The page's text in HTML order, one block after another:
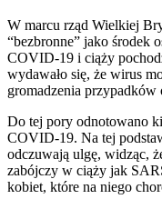
W marcu rząd Wielkiej
“bezbronne” jako środek
COVID-19 i ciąży
wydawało się, że wirus
gromadzenia przypadków
Do tej pory odnotowano
COVID-19. Na tej
odczuwają ulgę, widząc,
zabójczy w ciąży jak
kobiet, które na niego